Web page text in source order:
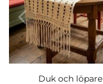
Duk och löpare